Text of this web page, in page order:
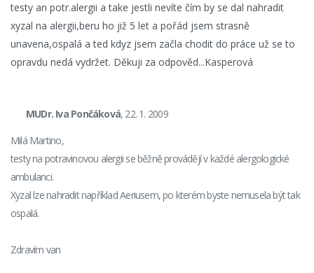
testy an potr.alergii a take jestli nevíte čím by se dal nahradit
xyzal na alergii,beru ho již 5 let a pořád jsem strasně
unavena,ospalá a ted kdyz jsem začla chodit do práce už se to
opravdu nedá vydržet. Děkuji za odpověd...Kasperová
MUDr. Iva Pončáková, 22. 1. 2009
Milá Martino,
testy na potravinovou alergii se běžně provádějí v každé alergologické
ambulanci.
Xyzal lze nahradit například Aeriusem, po kterém byste nemusela být tak
ospalá.
Zdravím van